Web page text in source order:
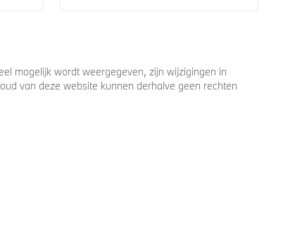
mogelijk wordt weergegeven, zijn wijzigingen in
van deze website kunnen derhalve geen rechten